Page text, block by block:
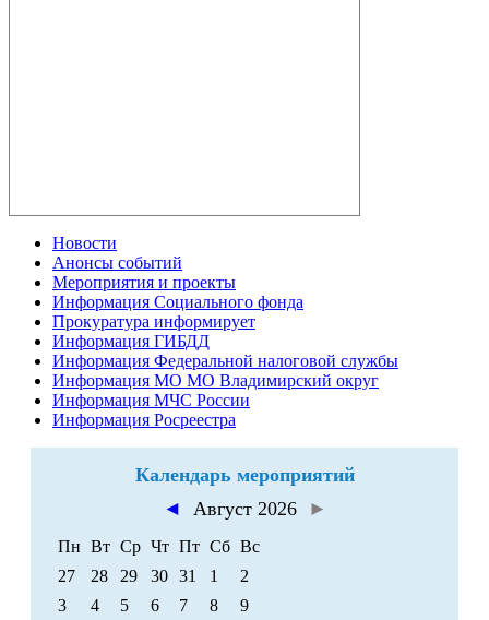
Новости
Анонсы событий
Мероприятия и проекты
Информация Социального фонда
Прокуратура информирует
Информация ГИБДД
Информация Федеральной налоговой службы
Информация МО МО Владимирский округ
Информация МЧС России
Информация Росреестра
Календарь мероприятий
◄
Август 2026 ►
Пн Вт Ср Чт Пт Сб Вс
27
28 29 30 31 1
2
3
4 5 6 7 8
9